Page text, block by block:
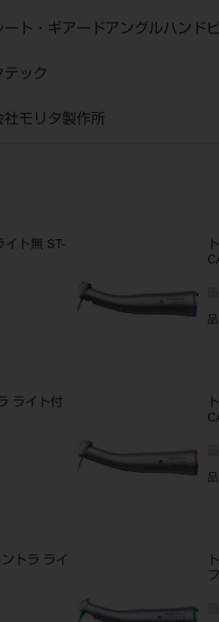
ート・ギアードアングルハンド
テック
社モリタ製作所
イト無 ST-
ライト付
トラ ライ